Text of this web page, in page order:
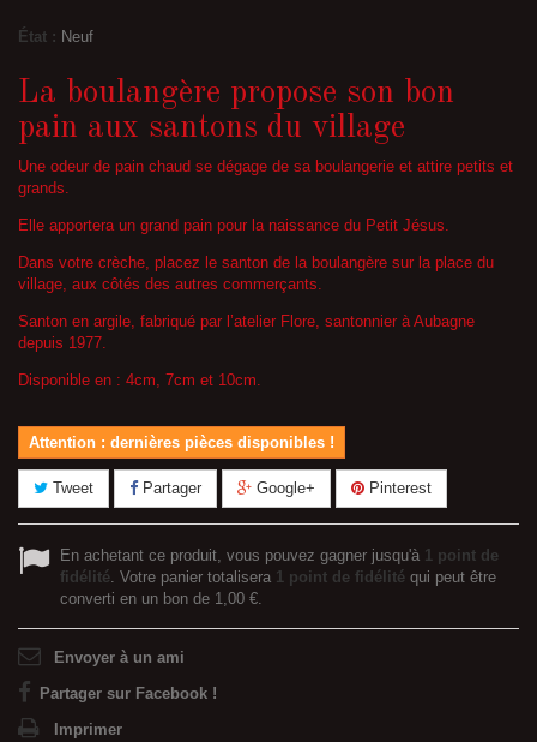
État : Neuf
La boulangère propose son bon
pain aux santons du village
Une odeur de pain chaud se dégage de sa boulangerie et attire petits et
grands.
Elle apportera un grand pain pour la naissance du Petit Jésus.
Dans votre crèche, placez le santon de la boulangère sur la place du
village, aux côtés des autres commerçants.
Santon en argile, fabriqué par l’atelier Flore, santonnier à Aubagne
depuis 1977.
Disponible en : 4cm, 7cm et 10cm.
Attention : dernières pièces disponibles !
Tweet Partager Google+ Pinterest
En achetant ce produit, vous pouvez gagner jusqu'à 1 point de
fidélité. Votre panier totalisera 1 point de fidélité qui peut être
converti en un bon de 1,00 €.
Envoyer à un ami
Partager sur Facebook !
Imprimer